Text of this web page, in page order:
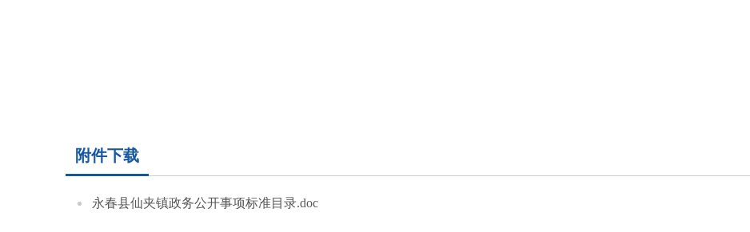
附件下载
永春县仙夹镇政务公开事项标准目录.doc